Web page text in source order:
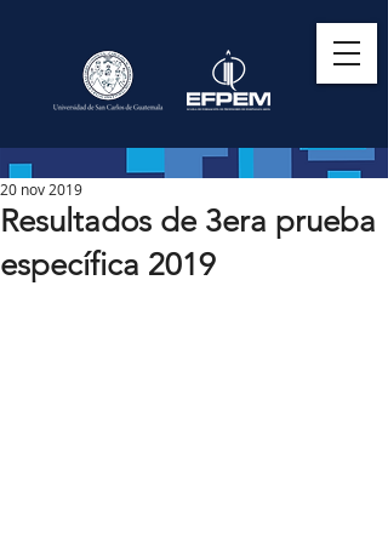
Resultados de 3era prueba
específica 2019
20 nov 2019